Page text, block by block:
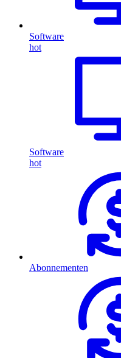
Software
hot
Software
hot
Abonnementen